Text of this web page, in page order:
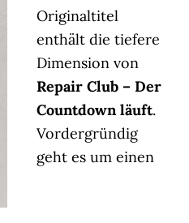
Originaltitel
enthält die tiefere
Dimension von
Repair Club – Der
Countdown läuft.
Vordergründig
geht es um einen